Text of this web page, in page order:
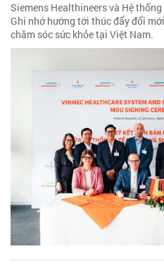
Siemens Healthineers và Hệ
Ghi nhớ hướng tới thúc đẩy đổi
chăm sóc sức khỏe tại Việt Nam.